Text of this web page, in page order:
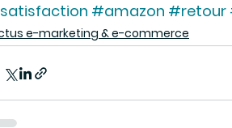
#amazon #retour
e-marketing & e-commerce